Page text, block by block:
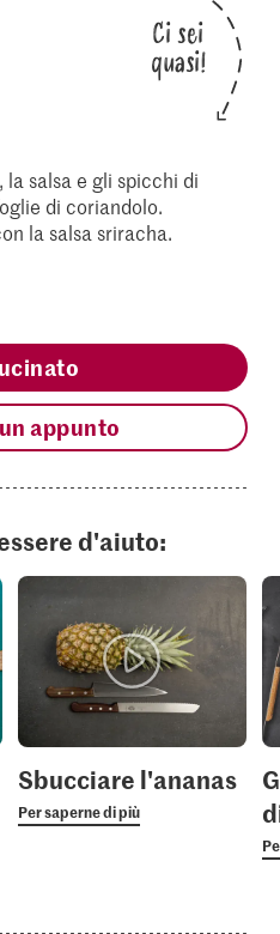
Ci sei
quasi!
salsa e gli spicchi di
di coriandolo.
la salsa sriracha.
appunto
d'aiuto:
Sbucciare l'ananas
Per saperne di più